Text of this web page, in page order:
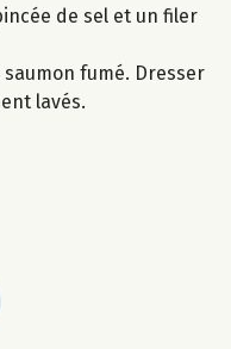
de sel et un filer
fumé. Dresser
lavés.